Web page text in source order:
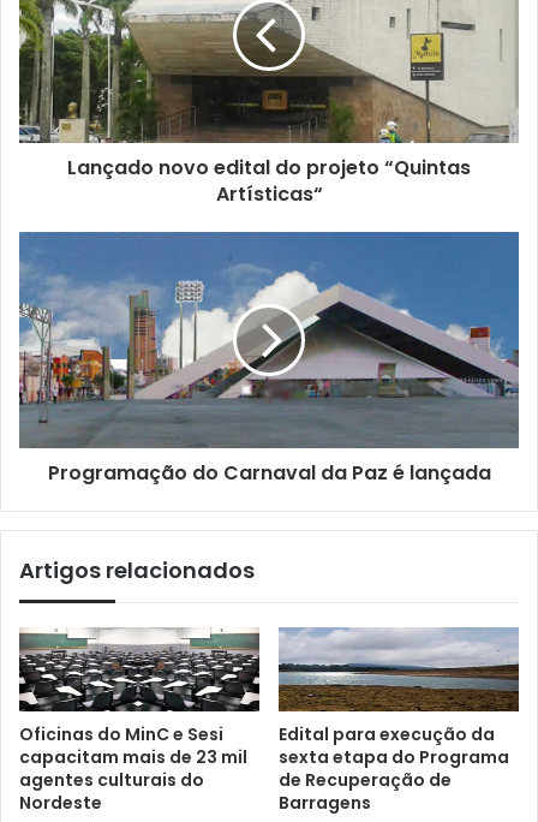
Lançado novo edital do projeto “Quintas
Artísticas“
Programação do Carnaval da Paz é lançada
Artigos relacionados
Oficinas do MinC e Sesi
capacitam mais de 23 mil
agentes culturais do
Nordeste
Edital para execução da
sexta etapa do Programa
de Recuperação de
Barragens